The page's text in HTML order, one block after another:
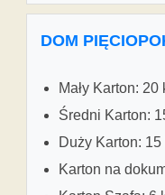
DOM
Mały Karton: 20
Średni Karton:
Duży Karton:
Karton na